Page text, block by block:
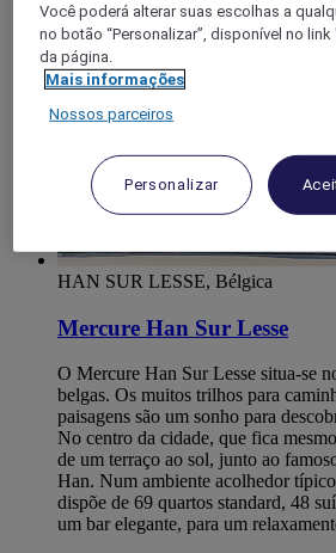
HAN SUR LESSE, Bélgica
Mercure Han Sur Lesse
O Mercure Han Sur Lesse situa-se
belgas. Os muitos trilhos para
paisagens são um sonho para
No centro da cidade, que fica
de um terraço ao sol, junto ao
Han. Num ambiente acolhedor
dispõe de 69 quartos standard, 48
um bar elegante, para um
Você poderá alterar suas escolhas a
no botão “Personalizar”, disponível no
da página.
Mais informações
Nossos parceiros
Personalizar